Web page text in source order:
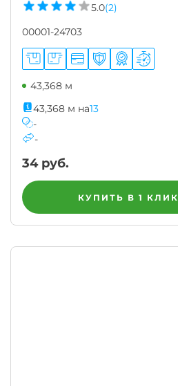
5.0(2)
00001-24703
43,368 м
43,368 м на13
-
-
34руб.
КУПИТЬ В 1 КЛИК